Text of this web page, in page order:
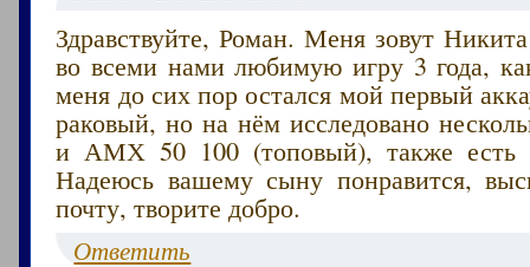
Здравствуйте, Роман. Меня зовут
во всеми нами любимую игру 3 года,
меня до сих пор остался мой первый
раковый, но на нём исследовано
и АМХ 50 100 (топовый), также есть
Надеюсь вашему сыну понравится,
почту, творите добро.
Ответить